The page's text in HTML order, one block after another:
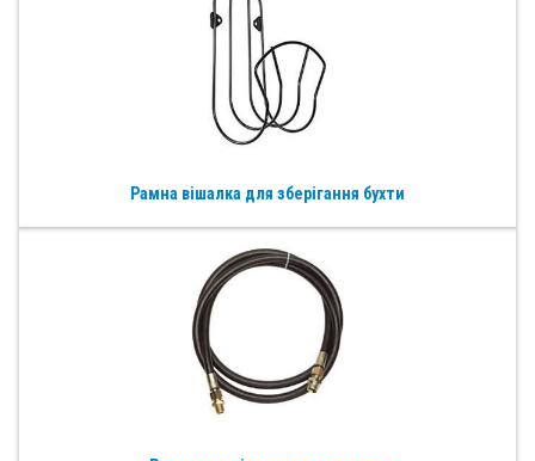
Рамна вішалка для зберігання бухти